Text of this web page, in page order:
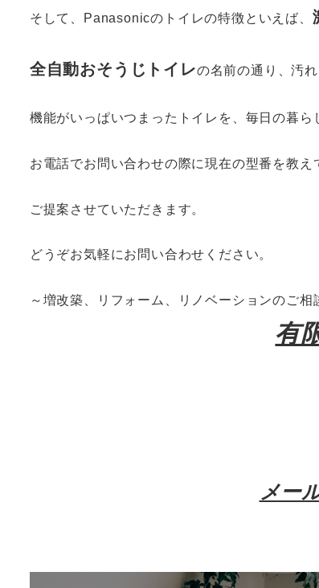
そして、Panasonicのトイレの特徴といえば、
全自動おそうじトイレの名前の通り、汚
機能がいっぱいつまったトイレを、毎日の暮ら
お電話でお問い合わせの際に現在の型番を教
ご提案させていただきます。
どうぞお気軽にお問い合わせください。
～増改築、リフォーム、リノベーションのご相
有
メー